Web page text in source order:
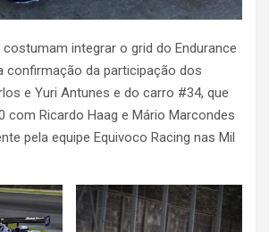
costumam integrar o grid do Endurance
confirmação da participação dos
e Yuri Antunes e do carro #34, que
com Ricardo Haag e Mário Marcondes
pela equipe Equivoco Racing nas Mil